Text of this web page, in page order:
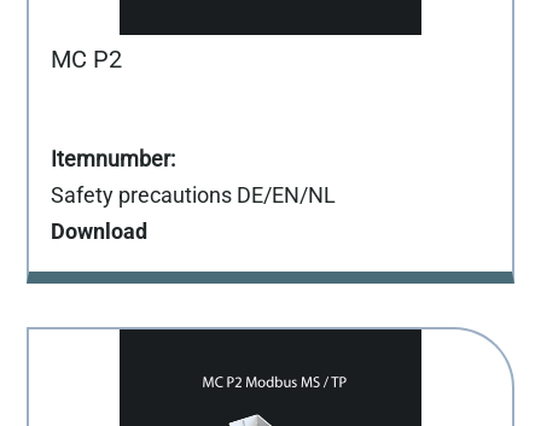
MC P2
Safety precautions DE/EN/NL
Download